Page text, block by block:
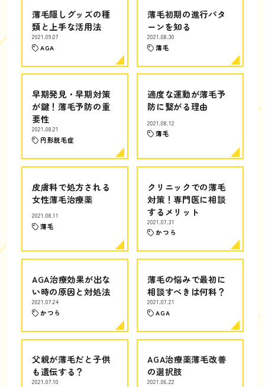
薄毛隠しグッズの種
類と上手な活用法
2021.09.07
AGA
薄毛初期の進行パタ
ーンを知る
2021.08.30
薄毛
早期発見・早期対策
が鍵！薄毛予防の重
要性
2021.08.21
円形脱毛症
適度な運動が薄毛予
防に繋がる理由
2021.08.12
薄毛
皮膚科で処方される
女性薄毛治療薬
2021.08.11
薄毛
クリニックでの薄毛
対策！専門医に相談
するメリット
2021.07.31
かつら
AGA治療効果が出な
い時の原因と対処法
2021.07.24
かつら
薄毛の悩みで最初に
相談すべきは何科？
2021.07.21
AGA
父親が薄毛だと子供
も遺伝する？
2021.07.10
AGA治療薬薄毛改善
の選択肢
2021.06.22